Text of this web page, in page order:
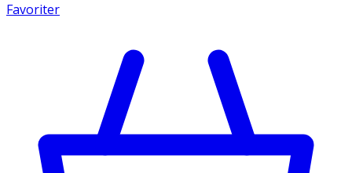
Favoriter